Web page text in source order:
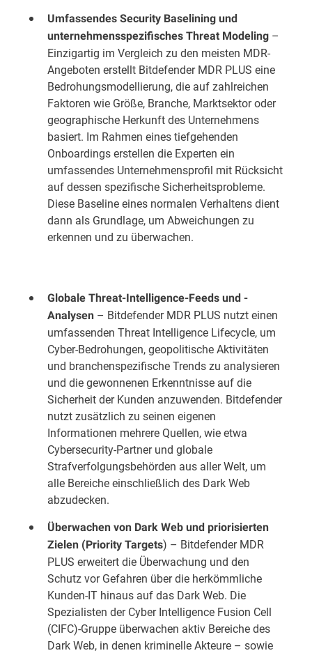
Umfassendes Security Baselining und
unternehmensspezifisches Threat Modeling –
Einzigartig im Vergleich zu den meisten MDR-
Angeboten erstellt Bitdefender MDR PLUS eine
Bedrohungsmodellierung, die auf zahlreichen
Faktoren wie Größe, Branche, Marktsektor oder
geographische Herkunft des Unternehmens
basiert. Im Rahmen eines tiefgehenden
Onboardings erstellen die Experten ein
umfassendes Unternehmensprofil mit Rücksicht
auf dessen spezifische Sicherheitsprobleme.
Diese Baseline eines normalen Verhaltens dient
dann als Grundlage, um Abweichungen zu
erkennen und zu überwachen.
Globale Threat-Intelligence-Feeds und -
Analysen – Bitdefender MDR PLUS nutzt einen
umfassenden Threat Intelligence Lifecycle, um
Cyber-Bedrohungen, geopolitische Aktivitäten
und branchenspezifische Trends zu analysieren
und die gewonnenen Erkenntnisse auf die
Sicherheit der Kunden anzuwenden. Bitdefender
nutzt zusätzlich zu seinen eigenen
Informationen mehrere Quellen, wie etwa
Cybersecurity-Partner und globale
Strafverfolgungsbehörden aus aller Welt, um
alle Bereiche einschließlich des Dark Web
abzudecken.
Überwachen von Dark Web und priorisierten
Zielen (Priority Targets) – Bitdefender MDR
PLUS erweitert die Überwachung und den
Schutz vor Gefahren über die herkömmliche
Kunden-IT hinaus auf das Dark Web. Die
Spezialisten der Cyber Intelligence Fusion Cell
(CIFC)-Gruppe überwachen aktiv Bereiche des
Dark Web, in denen kriminelle Akteure – sowie